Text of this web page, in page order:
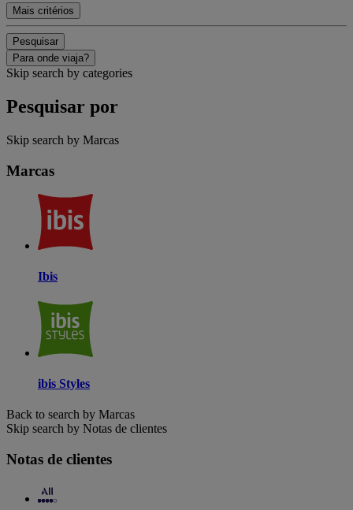
Mais critérios
Pesquisar
Para onde viaja?
Skip search by categories
Pesquisar por
Skip search by Marcas
Marcas
Ibis
ibis Styles
Back to search by Marcas
Skip search by Notas de clientes
Notas de clientes